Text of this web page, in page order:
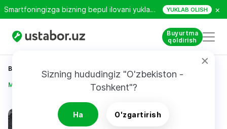
Smartfoningizga bizning bepul ilovani yuklab oling! YUKLAB OLISH ×
Buyurtma
qoldirish
Sizning hududingiz "O'zbekiston -
Toshkent"?
Ha O'zgartirish
Bosh sahifa
Mirzaraximov Dilmurod